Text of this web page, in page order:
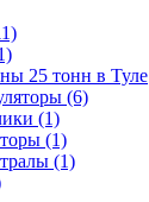
25 тонн в Туле
(6)
(1)
(1)
(1)